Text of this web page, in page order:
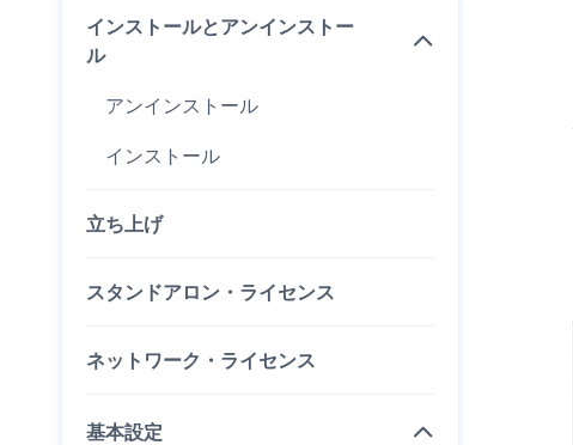
インストールとアンインストー
ル
アンインストール
インストール
立ち上げ
スタンドアロン・ライセンス
ネットワーク・ライセンス
基本設定